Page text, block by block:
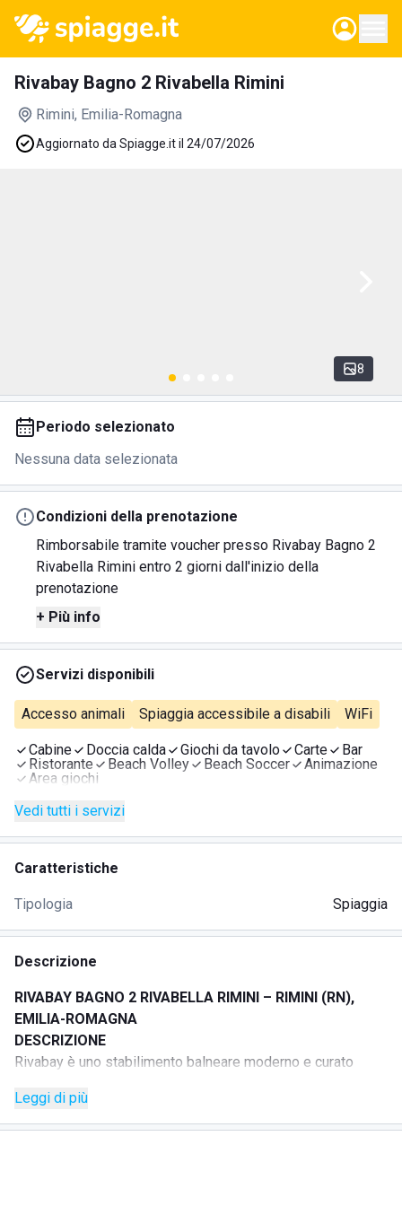
Rivabay Bagno 2 Rivabella Rimini
Rimini, Emilia-Romagna
Aggiornato da Spiagge.it il 24/07/2026
8
Periodo selezionato
Nessuna data selezionata
Condizioni della prenotazione
Rimborsabile tramite voucher presso Rivabay Bagno 2
Rivabella Rimini entro 2 giorni dall'inizio della
prenotazione
+ Più info
Servizi disponibili
Accesso animali Spiaggia accessibile a disabili WiFi
Cabine Doccia calda Giochi da tavolo Carte
Bar
Ristorante
Beach Volley Beach Soccer
Animazione
Area giochi
Vedi tutti i servizi
Caratteristiche
Tipologia Spiaggia
Descrizione
RIVABAY BAGNO 2 RIVABELLA RIMINI – RIMINI (RN),
EMILIA-ROMAGNA
DESCRIZIONE
Rivabay è uno stabilimento balneare moderno e curato
zone più tranquille della Riviera Romagnola.
La spiaggia è attrezzata con ombrelloni e lettini ben
Leggi di più